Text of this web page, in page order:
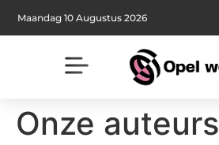
Maandag 10 Augustus 2026
Onze auteurs